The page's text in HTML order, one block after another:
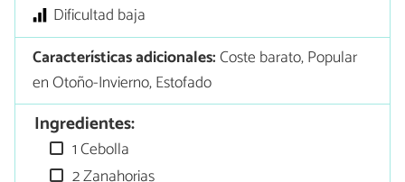
Dificultad baja
Características adicionales:Coste barato, Popular
en Otoño-Invierno, Estofado
Ingredientes:
1 Cebolla